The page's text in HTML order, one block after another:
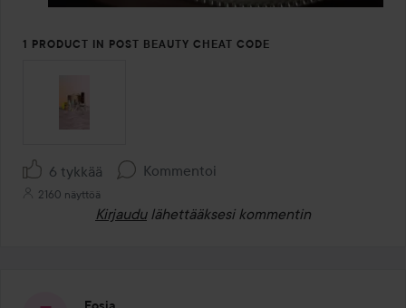
1 PRODUCT IN POST BEAUTY CHEAT CODE
6 tykkää Kommentoi
2160 näyttöä
Kirjaudu lähettääksesi kommentin